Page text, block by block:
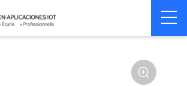
> Wireless modem LoRa wirelss modem
